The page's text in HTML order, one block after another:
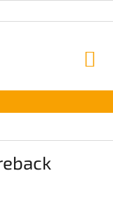
ÚDAJŮ